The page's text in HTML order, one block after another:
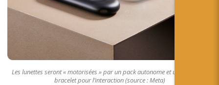
Les lunettes seront « motorisées » par un pack autonome et utiliseront un
bracelet pour l’interaction (source : Meta)